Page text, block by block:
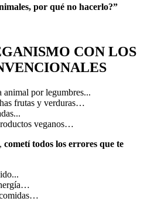
por qué no hacerlo?”
CON LOS
animal por legumbres...
frutas y verduras…
veganos…
cometí todos los errores que te